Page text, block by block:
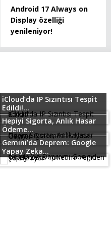
Android 17 Always on
Display özelliği
yenileniyor!
iCloud’da IP Sızıntısı Tespit
Edildi!...
Hepiyi Sigorta, Anlık Hasar
Ödeme...
Gemini’da Deprem: Google
Yapay Zeka...